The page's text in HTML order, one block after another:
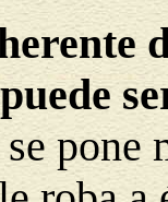
pone